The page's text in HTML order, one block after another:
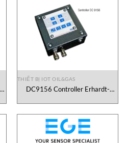
THIẾT BỊ IOT OIL&GAS
DC9156 Controller Erhardt-